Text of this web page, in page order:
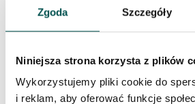
Zgoda Szczegóły
Niniejsza strona korzysta z plików
Wykorzystujemy pliki cookie do
i reklam, aby oferować funkcje
Biuro z posadzką granitową
Colonial Ivory + Absolute